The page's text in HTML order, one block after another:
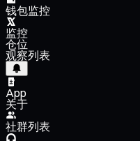
钱包监控
监控
仓位
观察列表
App
关于
社群列表